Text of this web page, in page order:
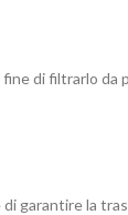
di filtrarlo da
garantire la